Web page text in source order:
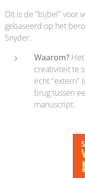
Dit is de "bijbel" voor
gebaseerd op het
Snyder.
Waarom?
creativiteit te
echt "extern"
brug tussen
manuscript.